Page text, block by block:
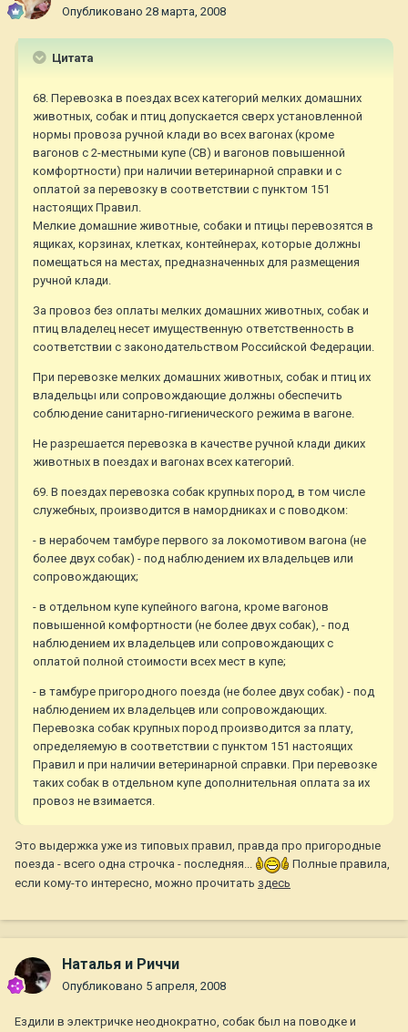
Опубликовано 28 марта, 2008
Цитата
68. Перевозка в поездах всех категорий мелких домашних
животных, собак и птиц допускается сверх установленной
нормы провоза ручной клади во всех вагонах (кроме
вагонов с 2-местными купе (СВ) и вагонов повышенной
комфортности) при наличии ветеринарной справки и с
оплатой за перевозку в соответствии с пунктом 151
настоящих Правил.
Мелкие домашние животные, собаки и птицы перевозятся в
ящиках, корзинах, клетках, контейнерах, которые должны
помещаться на местах, предназначенных для размещения
ручной клади.
За провоз без оплаты мелких домашних животных, собак и
птиц владелец несет имущественную ответственность в
соответствии с законодательством Российской Федерации.
При перевозке мелких домашних животных, собак и птиц их
владельцы или сопровождающие должны обеспечить
соблюдение санитарно-гигиенического режима в вагоне.
Не разрешается перевозка в качестве ручной клади диких
животных в поездах и вагонах всех категорий.
69. В поездах перевозка собак крупных пород, в том числе
служебных, производится в намордниках и с поводком:
- в нерабочем тамбуре первого за локомотивом вагона (не
более двух собак) - под наблюдением их владельцев или
сопровождающих;
- в отдельном купе купейного вагона, кроме вагонов
повышенной комфортности (не более двух собак), - под
наблюдением их владельцев или сопровождающих с
оплатой полной стоимости всех мест в купе;
- в тамбуре пригородного поезда (не более двух собак) - под
наблюдением их владельцев или сопровождающих.
Перевозка собак крупных пород производится за плату,
определяемую в соответствии с пунктом 151 настоящих
Правил и при наличии ветеринарной справки. При перевозке
таких собак в отдельном купе дополнительная оплата за их
провоз не взимается.
Это выдержка уже из типовых правил, правда про пригородные
поезда - всего одна строчка - последняя...
Полные правила,
если кому-то интересно, можно прочитать здесь
Наталья и Риччи
Опубликовано 5 апреля, 2008
Ездили в электричке неоднократно, собак был на поводке и